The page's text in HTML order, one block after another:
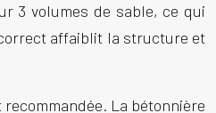
3 volumes de sable, ce qui
affaiblit la structure et
La bétonnière